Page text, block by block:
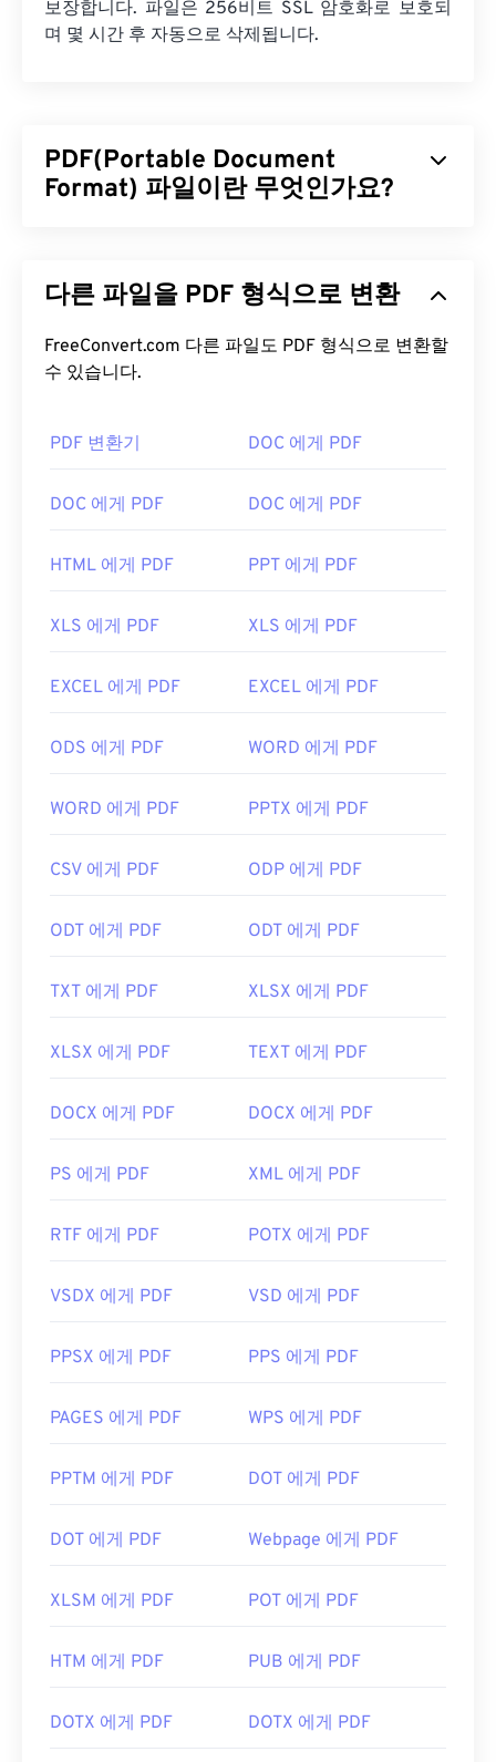
보장합니다. 파일은 256비트 SSL 암호화로 보호되
며 몇 시간 후 자동으로 삭제됩니다.
PDF(Portable Document
Format) 파일이란 무엇인가요?
로, 오늘날 가장 널리 사용되는 파일 형식 중 하나입
그대로 유지할 수 있기 때문입니다. PDF 파일은 어떤
기기나 운영 체제에서든 항상 동일하게 표시됩니다.
PDF 파일을 어떻게 여나요?
Adobe Acrobat Reader를
사용합니다. Adobe는
연 가장인기 있는 무료 PDF 리더입니다. 사용하기
는 전혀 어렵지 않지만, 제 생각에는 불필요하거나 원
프로그램입니다.
PDF 파일을 자동으로 열 수 있습니다. 추가 기능이나
도 있지만, 온라인에서 PDF 링크를 클릭하면 자동으
기능을 원하신다면
SumatraPDF 나MuPDF를
개발자: ISO
유용한 링크:
https://en.wikipedia.org/wiki/휴대용_문서_포맷
adobe/about-adobe-pdf.html
다른 파일을 PDF 형식으로 변환
FreeConvert.com 다른 파일도 PDF 형식으로 변환할
수 있습니다.
PDF 변환기 DOC 에게 PDF
DOC 에게 PDF DOC 에게 PDF
HTML 에게 PDF PPT 에게 PDF
XLS 에게 PDF XLS 에게 PDF
EXCEL 에게 PDF EXCEL 에게 PDF
ODS 에게 PDF WORD 에게 PDF
WORD 에게 PDF PPTX 에게 PDF
CSV 에게 PDF ODP 에게 PDF
ODT 에게 PDF ODT 에게 PDF
TXT 에게 PDF XLSX 에게 PDF
XLSX 에게 PDF TEXT 에게 PDF
DOCX 에게 PDF DOCX 에게 PDF
PS 에게 PDF XML 에게 PDF
RTF 에게 PDF POTX 에게 PDF
VSDX 에게 PDF VSD 에게 PDF
PPSX 에게 PDF PPS 에게 PDF
PAGES 에게 PDF WPS 에게 PDF
PPTM 에게 PDF DOT 에게 PDF
DOT 에게 PDF Webpage 에게 PDF
XLSM 에게 PDF POT 에게 PDF
HTM 에게 PDF PUB 에게 PDF
DOTX 에게 PDF DOTX 에게 PDF